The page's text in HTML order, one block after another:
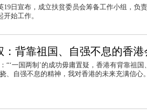
19日宣布，成立扶贫委员会筹备工作小组，负
始工作。
：背靠祖国、自强不息的香港
“‘一国两制’的成功毋庸置疑，香港有背靠祖
、自强不息的精神，我对香港的未来充满信心